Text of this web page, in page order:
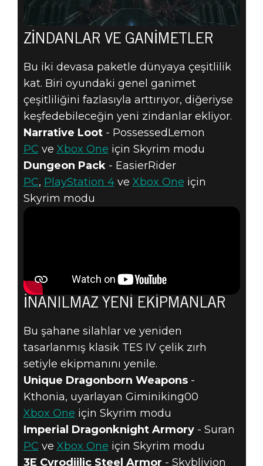
ZINDANLAR VE GANIMETLER
Bu iki devasa paketle dünyaya çeşitlilik
kat. Biri oyundaki genel ganimet
çeşitliliğini fazlasıyla arttırıyor, diğeriyse
keşfedebileceğin yeni zindanlar ekliyor.
Narrative Loot- PossessedLemon
PC ve Xbox One için Skyrim modu
Dungeon Pack- EasierRider
PC, PlayStation 4ve Xbox One için
Skyrim modu
İNANILMAZ YENI EKIPMANLAR
Bu şahane silahlar ve yeniden
tasarlanmış klasik TES IV çelik zırh
setiyle ekipmanını yenile.
Unique Dragonborn Weapons-
Kthonia, uyarlayan Giminiking00
Xbox One için Skyrim modu
Imperial Dragonknight Armory- Suran
PC ve Xbox One için Skyrim modu
3E Cyrodiilic Steel Armor - Skyblivion